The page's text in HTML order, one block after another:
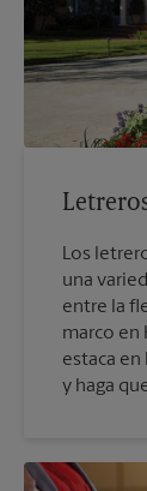
Los
una
entre la
marco en
estaca en
y haga